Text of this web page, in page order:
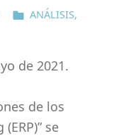
ANÁLISIS,
de 2021.
de los
se